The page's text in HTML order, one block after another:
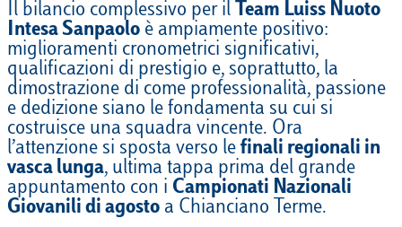
Il bilancio complessivo per il Team Luiss Nuoto
Intesa Sanpaolo è ampiamente positivo:
miglioramenti cronometrici significativi,
qualificazioni di prestigio e, soprattutto, la
dimostrazione di come professionalità, passione
e dedizione siano le fondamenta su cui si
costruisce una squadra vincente. Ora
l’attenzione si sposta verso le finali regionali in
vasca lunga, ultima tappa prima del grande
appuntamento con i Campionati Nazionali
Giovanili di agosto a Chianciano Terme.